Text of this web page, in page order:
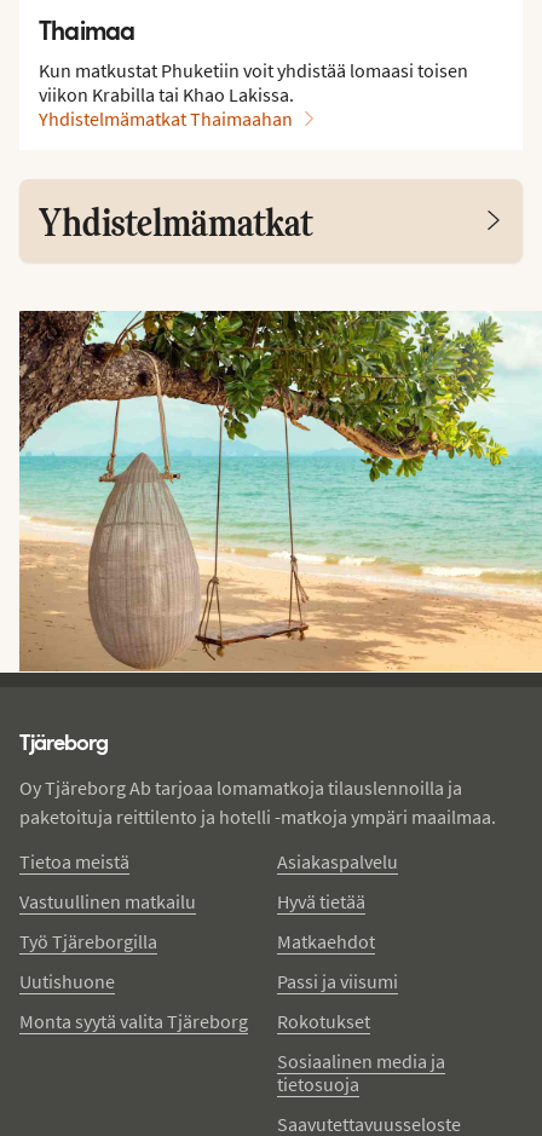
Thaimaa
Kun matkustat Phuketiin voit yhdistää lomaasi toisen
viikon Krabilla tai Khao Lakissa.
Yhdistelmämatkat Thaimaahan
Yhdistelmämatkat
Tjäreborg
Oy Tjäreborg Ab tarjoaa lomamatkoja tilauslennoilla ja
paketoituja reittilento ja hotelli -matkoja ympäri maailmaa.
Tietoa meistä
Vastuullinen matkailu
Työ Tjäreborgilla
Uutishuone
Monta syytä valita Tjäreborg
Asiakaspalvelu
Hyvä tietää
Matkaehdot
Passi ja viisumi
Rokotukset
Sosiaalinen media ja
tietosuoja
Saavutettavuusseloste